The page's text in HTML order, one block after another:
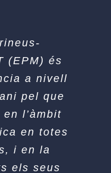
(EPM) és
a nivell
pel que
l’àmbit
en totes
i en la
els seus